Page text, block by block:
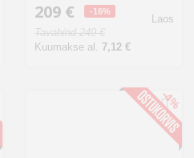
209 € -16%
Tavahind 249 €
Kuumakse al. 7,12 €
Laos
-4%